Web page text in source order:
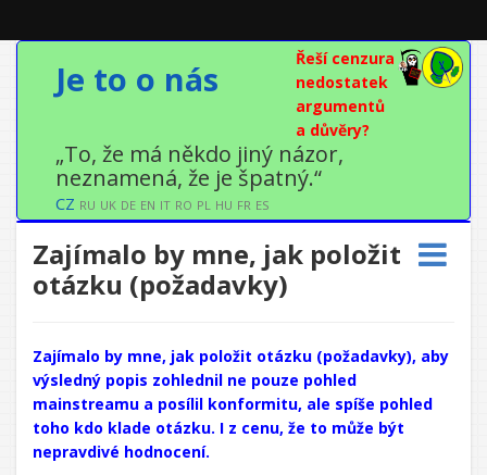
Je to o nás
Řeší cenzura
nedostatek
argumentů
a důvěry?
„To, že má někdo jiný názor,
neznamená, že je špatný.“
CZ RU UK DE EN IT RO PL HU FR ES
Zajímalo by mne, jak položit
otázku (požadavky)
Zajímalo by mne, jak položit otázku (požadavky), aby
výsledný popis zohlednil ne pouze pohled
mainstreamu a posílil konformitu, ale spíše pohled
toho kdo klade otázku. I z cenu, že to může být
nepravdivé hodnocení.